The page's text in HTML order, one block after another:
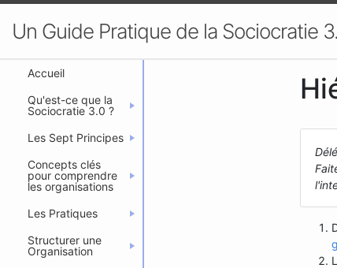
Un Guide Pratique de la Sociocratie
Accueil
Qu'est-ce que la
Sociocratie 3.0 ?
Les Sept Principes
Concepts clés
pour comprendre
les organisations
Les Pratiques
Structurer une
Organisation